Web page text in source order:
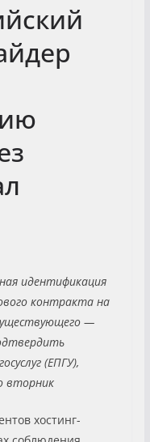
идентификация
контракта на
—
(ЕПГУ),
вторник
хостинг-